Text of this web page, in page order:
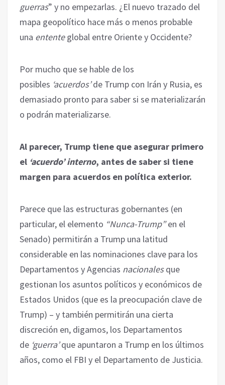
guerras” y no empezarlas. ¿El nuevo trazado del
mapa geopolítico hace más o menos probable
una ententeglobal entre Oriente y Occidente?
Por mucho que se hable de los
posibles ‘acuerdos’de Trump con Irán y Rusia, es
demasiado pronto para saber si se materializarán
o podrán materializarse.
Al parecer, Trump tiene que asegurar primero
el ‘acuerdo’ interno, antes de saber si tiene
margen para acuerdos en política exterior.
Parece que las estructuras gobernantes (en
particular, el elemento “Nunca-Trump”en el
Senado) permitirán a Trump una latitud
considerable en las nominaciones clave para los
Departamentos y Agencias nacionalesque
gestionan los asuntos políticos y económicos de
Estados Unidos (que es la preocupación clave de
Trump) – y también permitirán una cierta
discreción en, digamos, los Departamentos
de ‘guerra’que apuntaron a Trump en los últimos
años, como el FBI y el Departamento de Justicia.